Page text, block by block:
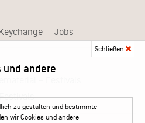
Jobs
– Festivals
Schließen
und andere
zu gestalten und bestimmte
wir Cookies und andere